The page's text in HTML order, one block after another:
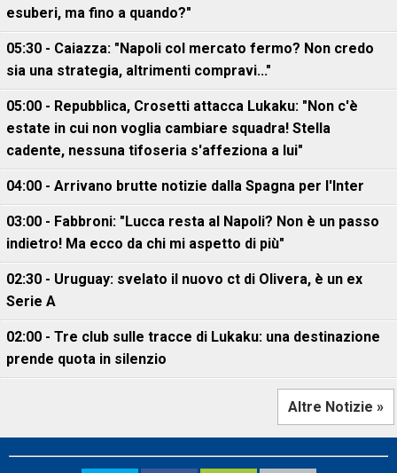
esuberi, ma fino a quando?"
05:30 - Caiazza: "Napoli col mercato fermo? Non credo
sia una strategia, altrimenti compravi..."
05:00 - Repubblica, Crosetti attacca Lukaku: "Non c'è
estate in cui non voglia cambiare squadra! Stella
cadente, nessuna tifoseria s'affeziona a lui"
04:00 - Arrivano brutte notizie dalla Spagna per l'Inter
03:00 - Fabbroni: "Lucca resta al Napoli? Non è un passo
indietro! Ma ecco da chi mi aspetto di più"
02:30 - Uruguay: svelato il nuovo ct di Olivera, è un ex
Serie A
02:00 - Tre club sulle tracce di Lukaku: una destinazione
prende quota in silenzio
Altre Notizie »